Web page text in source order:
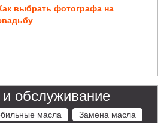
выбрать фотографа на
обслуживание
масла
Замена масла